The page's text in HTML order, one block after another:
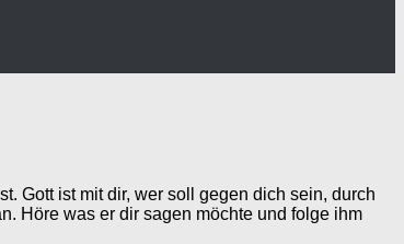
Gott ist mit dir, wer soll gegen dich sein, durch
Höre was er dir sagen möchte und folge ihm